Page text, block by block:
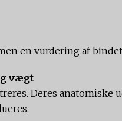
en vurdering af
vægt
Deres anatomiske